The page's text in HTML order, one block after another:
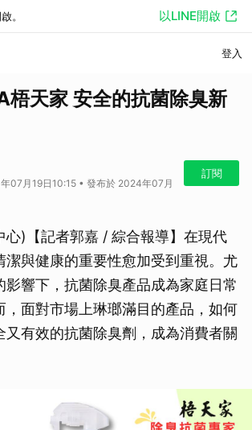
。 以LINE開啟
登入
梧天家 安全的抗菌除臭新
07月19日10:15 • 發布於 2024年07月
訂閱
心)【記者郭嘉 / 綜合報導】在現代
潔與健康的重要性愈加受到重視。尤
影響下，抗菌除臭產品成為家庭日常
，面對市場上琳瑯滿目的產品，如何
又有效的抗菌除臭劑，成為消費者關